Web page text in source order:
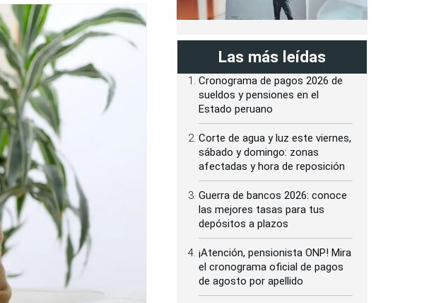
Las más leídas
Cronograma de pagos 2026 de
sueldos y pensiones en el
Estado peruano
Corte de agua y luz este viernes,
sábado y domingo: zonas
afectadas y hora de reposición
Guerra de bancos 2026: conoce
las mejores tasas para tus
depósitos a plazos
¡Atención, pensionista ONP! Mira
el cronograma oficial de pagos
de agosto por apellido